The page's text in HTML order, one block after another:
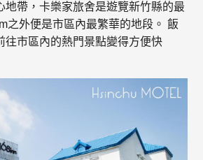
地帶，卡樂家旅舍是遊覽新竹縣的最
之外便是市區內最繁華的地段。 飯
往市區內的熱門景點變得方便快